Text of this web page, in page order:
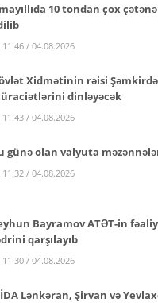
10 tondan çox
11:46 / 04.08.2026
Xidmətinin rəisi
dinləyəcək
11:43 / 04.08.2026
günə olan valyuta
11:32 / 04.08.2026
Bayramov ATƏT-in
qarşılayıb
11:30 / 04.08.2026
Lənkəran, Şirvan və